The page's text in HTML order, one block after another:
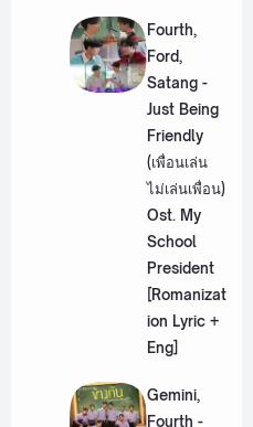
Fourth,
Ford,
Satang -
Just Being
Friendly
(เพื่อนเล่น
ไม่เล่นเพื่อน)
Ost. My
School
President
[Romanizat
ion Lyric +
Eng]
Gemini,
Fourth -